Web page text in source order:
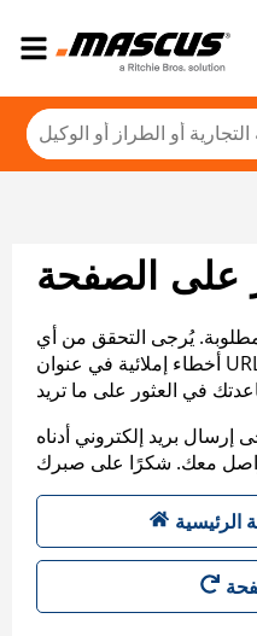
على الصفحة
يُرجى التحقق من أي
أخطاء إملائية في عنوان URL، أو عرض خريطة الموقع
بريد إلكتروني أدناه
الرئيسية